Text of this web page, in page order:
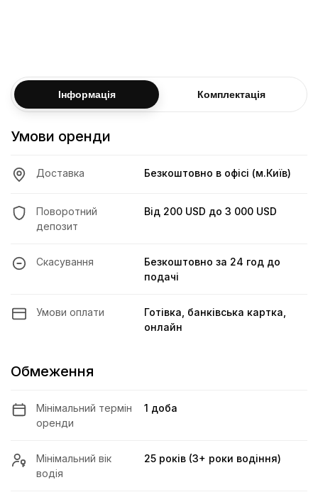
Інформація Комплектація
Умови оренди
Доставка Безкоштовно в офісі (м.Київ)
Поворотний
депозит
Від 200 USD до3 000 USD
Скасування
Безкоштовно за 24 год до
подачі
Умови оплати
Готівка, банківська картка,
онлайн
Обмеження
Мінімальний термін
оренди
1 доба
Мінімальний вік
водія
25 років (3+ роки водіння)